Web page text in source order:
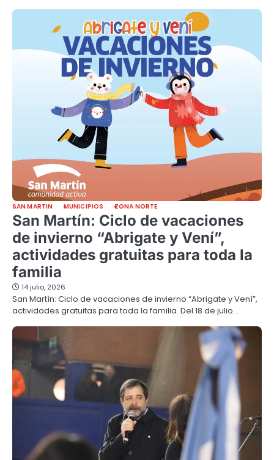
SAN MARTIN MUNICIPIOS ZONA NORTE
San Martín: Ciclo de vacaciones
de invierno “Abrigate y Vení”,
actividades gratuitas para toda la
familia
14 julio, 2026
San Martín: Ciclo de vacaciones de invierno “Abrigate y Vení”,
actividades gratuitas para toda la familia. Del 18 de julio…